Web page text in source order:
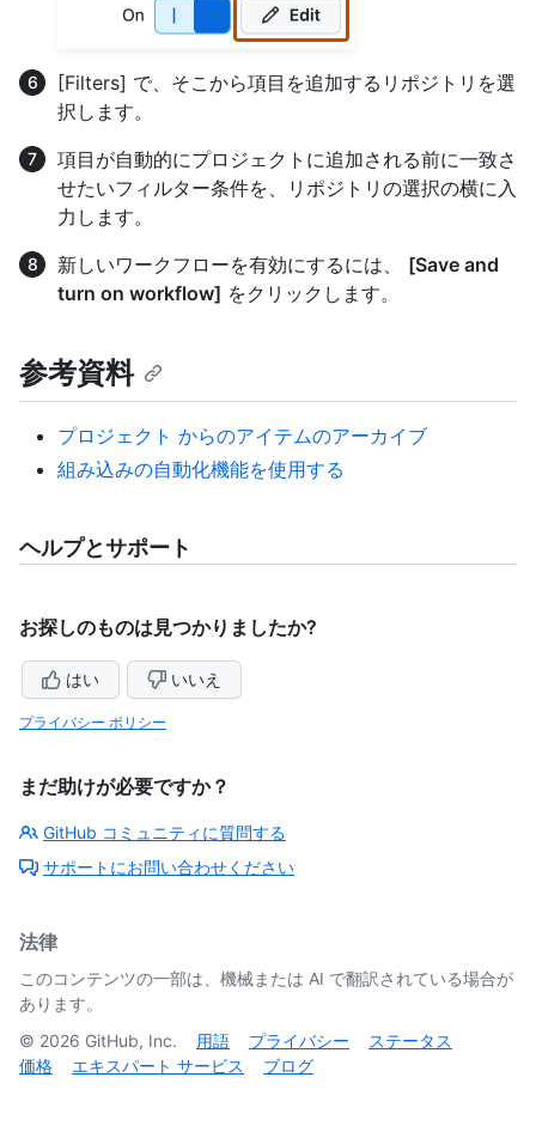
[Filters] で、そこから項目を追加するリポジトリを選
択します。
項目が自動的にプロジェクトに追加される前に一致さ
せたいフィルター条件を、リポジトリの選択の横に入
力します。
新しいワークフローを有効にするには、 [Save and
turn on workflow] をクリックします。
参考資料
プロジェクト からのアイテムのアーカイブ
組み込みの自動化機能を使用する
ヘルプとサポート
お探しのものは見つかりましたか?
はい いいえ
プライバシー ポリシー
まだ助けが必要ですか？
GitHub コミュニティに質問する
サポートにお問い合わせください
法律
このコンテンツの一部は、機械または AI で翻訳されている場合が
あります。
© 2026 GitHub, Inc. 用語 プライバシー
ステータス
価格
エキスパート サービス ブログ